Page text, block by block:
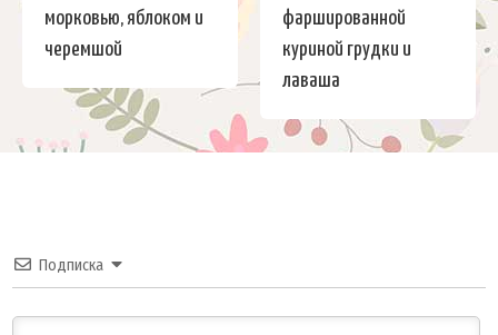
морковью, яблоком и
черемшой
фаршированной
куриной грудки и
лаваша
Подписка